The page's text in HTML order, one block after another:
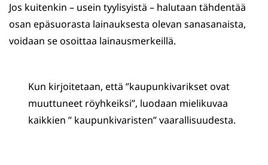
Jos kuitenkin – usein tyylisyistä – halutaan tähdentää
osan epäsuorasta lainauksesta olevan sanasanaista,
voidaan se osoittaa lainausmerkeillä.
Kun kirjoitetaan, että ”kaupunkivarikset ovat
muuttuneet röyhkeiksi”, luodaan mielikuvaa
kaikkien ” kaupunkivaristen” vaarallisuudesta.